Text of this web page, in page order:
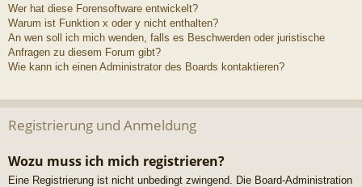
Wer hat diese Forensoftware entwickelt?
Warum ist Funktion x oder y nicht enthalten?
An wen soll ich mich wenden, falls es Beschwerden oder juristische
Anfragen zu diesem Forum gibt?
Wie kann ich einen Administrator des Boards kontaktieren?
Registrierung und Anmeldung
Wozu muss ich mich registrieren?
Eine Registrierung ist nicht unbedingt zwingend. Die Board-Administration